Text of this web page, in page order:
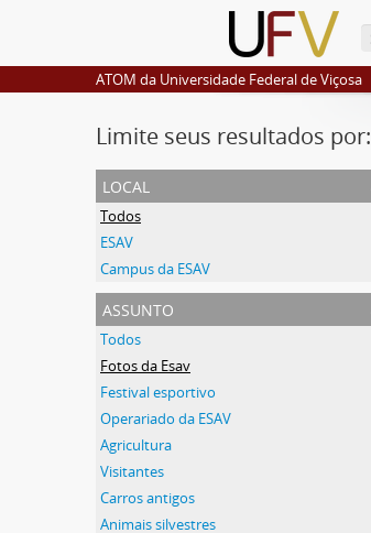
ATOM da Universidade Federal de Viçosa
Limite seus resultados por:
local
Todos
ESAV
Campus da ESAV
assunto
Todos
Fotos da Esav
Festival esportivo
Operariado da ESAV
Agricultura
Visitantes
Carros antigos
Animais silvestres